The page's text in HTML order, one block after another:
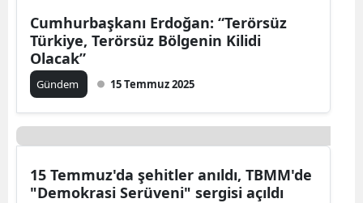
Cumhurbaşkanı Erdoğan: “Terörsüz
Türkiye, Terörsüz Bölgenin Kilidi
Olacak”
Gündem 15 Temmuz 2025
15 Temmuz'da şehitler anıldı, TBMM'de
"Demokrasi Serüveni" sergisi açıldı